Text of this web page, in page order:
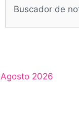
Agosto 2026